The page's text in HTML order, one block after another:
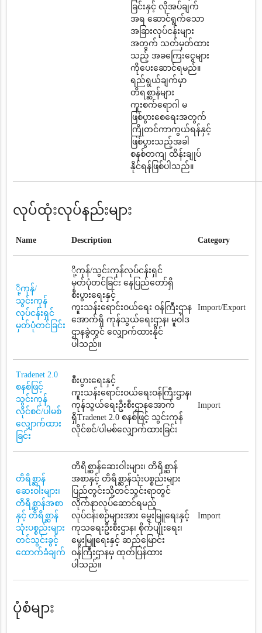
ခြင်းနှင့် လိုအပ်ချက်
အရ ဆောင်ရွက်သော
အခြားလုပ်ငန်းများ
အတွက် သတ်မှတ်ထား
သည့် အခကြေးငွေများ
ကိုပေးဆောင်ရမည်။
ရည်ရွယ်ချက်မှာ
တိရစ္ဆာန်များ
ကူးစက်ရောဂါ မ
ဖြစ်ပွားစေရေးအတွက်
ကြိုတင်ကာကွယ်ရန်နှင့်
ဖြစ်ပွားသည့်အခါ
စနစ်တကျ ထိန်းချုပ်
နိုင်ရန်ဖြစ်ပါသည်။
လုပ်ထုံးလုပ်နည်းများ
Name Description Category
ို့ကုန်/
သွင်းကုန်
လုပ်ငန်းရှင်
မှတ်ပုံတင်ခြင်း
ို့ကုန်/သွင်းကုန်လုပ်ငန်းရှင်
မှတ်ပုံတင်ခြင်း နေပြည်တော်ရှိ
စီးပွားရေးနှင့်
ကူးသန်းရောင်းဝယ်ရေး ဝန်ကြီးဌာန
အောက်ရှိ ကုန်သွယ်ရေးဌာန၊ မူဝါဒ
ဌာနခွဲတွင် လျှောက်ထားနိုင်
ပါသည်။
Import/Export
Tradenet 2.0
စနစ်ဖြင့်
သွင်းကုန်
လိုင်စင်/ပါမစ်
လျှောက်ထား
ခြင်း
စီးပွားရေးနှင့်
ကူးသန်းရောင်းဝယ်ရေးဝန်ကြီးဌာန၊
ကုန်သွယ်ရေးဦးစီးဌာနအောက်
ရှိTradenet 2.0 စနစ်ဖြင့် သွင်းကုန်
လိုင်စင်/ပါမစ်လျှောက်ထားခြင်း
Import
တိရိစ္ဆာန်
ဆေးဝါးများ၊
တိရိစ္ဆာန်အစာ
နှင့် တိရိစ္ဆာန်
သုံးပစ္စည်းများ
တင်သွင်းခွင့်
ထောက်ခံချက်
တိရိစ္ဆာန်ဆေးဝါးများ၊ တိရိစ္ဆာန်
အစာနှင့် တိရိစ္ဆာန်သုံးပစ္စည်းများ
ပြည်တွင်းသို့တင်သွင်းရာတွင်
လိုက်နာလုပ်ဆောင်ရမည့်
လုပ်ငန်းစဉ်များအား မွေးမြူရေးနှင့်
ကုသရေးဦးစီးဌာန၊ စိုက်ပျိုးရေး၊
မွေးမြူရေးနှင့် ဆည်မြောင်း
ဝန်ကြီးဌာနမှ ထုတ်ပြန်ထား
ပါသည်။
Import
ပုံစံများ